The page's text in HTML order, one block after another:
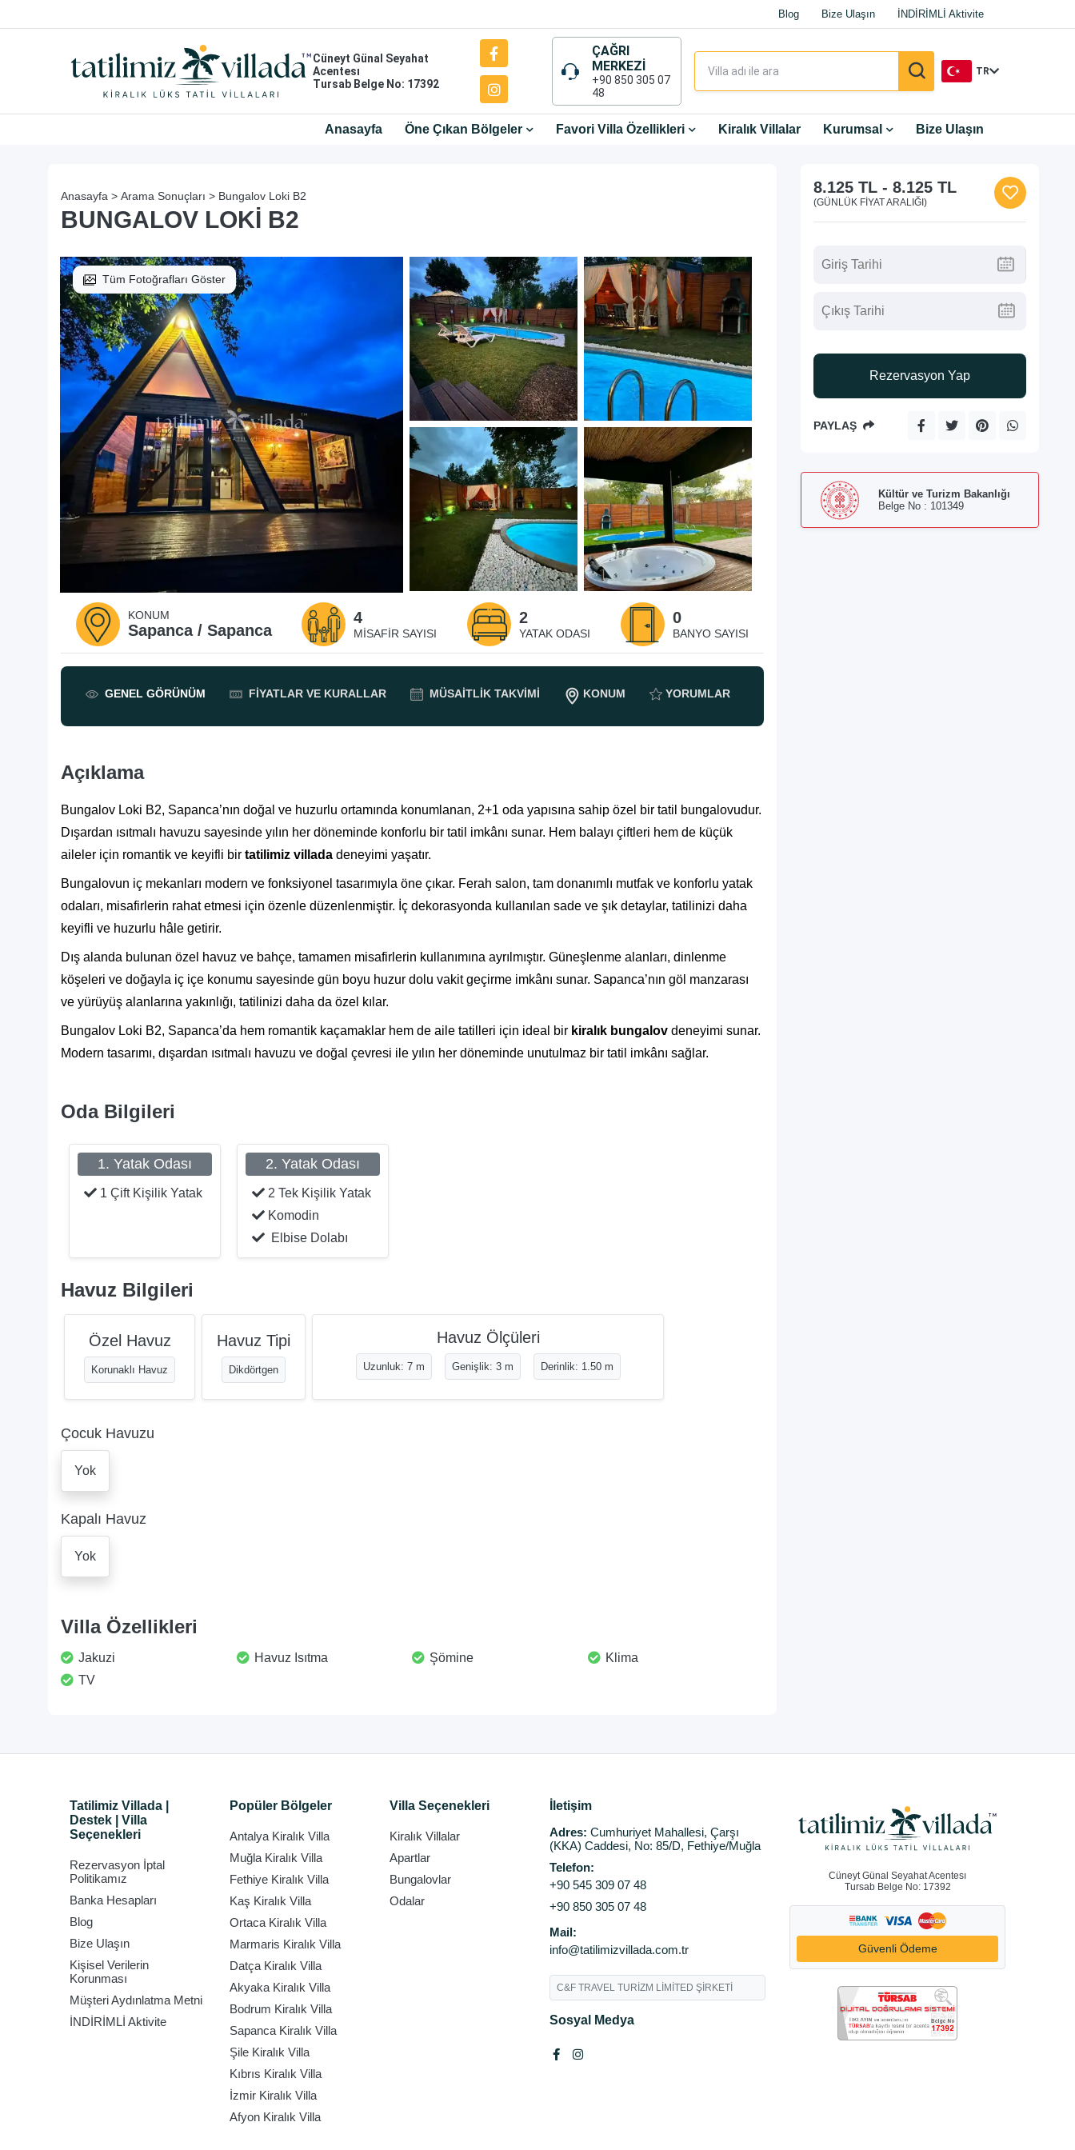
Blog Bize Ulaşın İNDİRİMLİ Aktivite
Cüneyt Günal Seyahat
Acentesı
Tursab Belge No: 17392
ÇAĞRI
MERKEZİ
+90 850 305 07
48
TR
Anasayfa Öne Çıkan Bölgeler Favori Villa Özellikleri Kiralık Villalar Kurumsal Bize Ulaşın
Anasayfa > Arama Sonuçları > Bungalov Loki B2
BUNGALOV LOKI B2
Tüm Fotoğrafları Göster
KONUM
Sapanca / Sapanca
4
MISAFIR SAYISI
2
YATAK ODASI
0
BANYO SAYISI
GENEL GÖRÜNÜM FIYATLAR VE KURALLAR MÜSAITLIK TAKVIMI KONUM YORUMLAR
Açıklama
Bungalov Loki B2, Sapanca’nın doğal ve huzurlu ortamında konumlanan, 2+1 oda yapısına sahip özel bir tatil bungalovudur.
Dışardan ısıtmalı havuzu sayesinde yılın her döneminde konforlu bir tatil imkânı sunar. Hem balayı çiftleri hem de küçük
aileler için romantik ve keyifli bir tatilimiz villada deneyimi yaşatır.
Bungalovun iç mekanları modern ve fonksiyonel tasarımıyla öne çıkar. Ferah salon, tam donanımlı mutfak ve konforlu yatak
odaları, misafirlerin rahat etmesi için özenle düzenlenmiştir. İç dekorasyonda kullanılan sade ve şık detaylar, tatilinizi daha
keyifli ve huzurlu hâle getirir.
Dış alanda bulunan özel havuz ve bahçe, tamamen misafirlerin kullanımına ayrılmıştır. Güneşlenme alanları, dinlenme
köşeleri ve doğayla iç içe konumu sayesinde gün boyu huzur dolu vakit geçirme imkânı sunar. Sapanca’nın göl manzarası
ve yürüyüş alanlarına yakınlığı, tatilinizi daha da özel kılar.
Bungalov Loki B2, Sapanca’da hem romantik kaçamaklar hem de aile tatilleri için ideal bir kiralık bungalov deneyimi sunar.
Modern tasarımı, dışardan ısıtmalı havuzu ve doğal çevresi ile yılın her döneminde unutulmaz bir tatil imkânı sağlar.
Oda Bilgileri
1. Yatak Odası
1 Çift Kişilik Yatak
2. Yatak Odası
2 Tek Kişilik Yatak
Komodin
Elbise Dolabı
Havuz Bilgileri
Özel Havuz
Korunaklı Havuz
Havuz Tipi
Dikdörtgen
Havuz Ölçüleri
Uzunluk: 7 m Genişlik: 3 m Derinlik: 1.50 m
Çocuk Havuzu
Yok
Kapalı Havuz
Yok
Villa Özellikleri
Jakuzi Havuz Isıtma Şömine
Klima
TV
8.125 TL- 8.125 TL
(GÜNLÜK FIYAT ARALIĞI)
Rezervasyon Yap
PAYLAŞ
Kültür ve Turizm Bakanlığı
Belge No : 101349
Tatilimiz Villada |
Destek | Villa
Seçenekleri
Rezervasyon İptal
Politikamız
Banka Hesapları
Blog
Bize Ulaşın
Kişisel Verilerin
Korunması
Müşteri Aydınlatma Metni
İNDİRİMLİ Aktivite
Popüler Bölgeler
Antalya Kiralık Villa
Muğla Kiralık Villa
Fethiye Kiralık Villa
Kaş Kiralık Villa
Ortaca Kiralık Villa
Marmaris Kiralık Villa
Datça Kiralık Villa
Akyaka Kiralık Villa
Bodrum Kiralık Villa
Sapanca Kiralık Villa
Şile Kiralık Villa
Kıbrıs Kiralık Villa
İzmir Kiralık Villa
Afyon Kiralık Villa
Villa Seçenekleri
Kiralık Villalar
Apartlar
Bungalovlar
Odalar
İletişim
Adres: Cumhuriyet Mahallesi, Çarşı
(KKA) Caddesi, No: 85/D, Fethiye/Muğla
Telefon:
+90 545 309 07 48
+90 850 305 07 48
Mail:
info@tatilimizvillada.com.tr
C&F TRAVEL TURİZM LİMİTED ŞİRKETİ
Sosyal Medya
Cüneyt Günal Seyahat Acentesı
Tursab Belge No: 17392
Güvenli Ödeme